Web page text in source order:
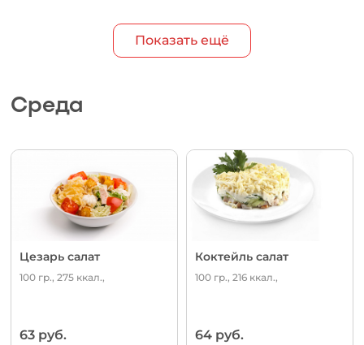
Показать ещё
Среда
Цезарь салат
100 гр., 275 ккал.,
63 руб.
Коктейль салат
100 гр., 216 ккал.,
64 руб.